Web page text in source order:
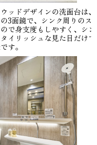
ッドデザインの洗面台は、
3面鏡で、シンク周りのス
で身支度もしやすく、シン
イリッシュな見た目だけで
す。